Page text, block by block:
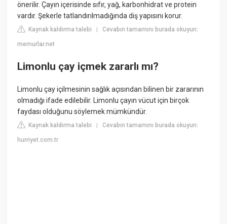
önerilir. Çayın içerisinde sıfır, yağ, karbonhidrat ve protein
vardır. Şekerle tatlandırılmadığında diş yapısını korur.
Kaynak kaldırma talebi |Cevabın tamamını burada okuyun:
memurlar.net
Limonlu çay içmek zararlı mı?
Limonlu çay içilmesinin sağlık açısından bilinen bir zararının
olmadığı ifade edilebilir. Limonlu çayın vücut için birçok
faydası olduğunu söylemek mümkündür.
Kaynak kaldırma talebi |Cevabın tamamını burada okuyun:
hurriyet.com.tr